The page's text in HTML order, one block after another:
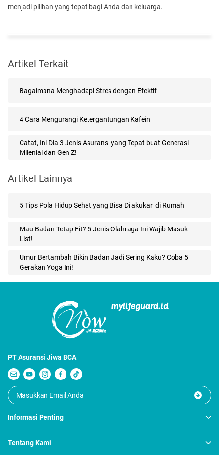
menjadi pilihan yang tepat bagi Anda dan keluarga.
Artikel Terkait
Bagaimana Menghadapi Stres dengan Efektif
4 Cara Mengurangi Ketergantungan Kafein
Catat, Ini Dia 3 Jenis Asuransi yang Tepat buat Generasi
Milenial dan Gen Z!
Artikel Lainnya
5 Tips Pola Hidup Sehat yang Bisa Dilakukan di Rumah
Mau Badan Tetap Fit? 5 Jenis Olahraga Ini Wajib Masuk
List!
Umur Bertambah Bikin Badan Jadi Sering Kaku? Coba 5
Gerakan Yoga Ini!
PT Asuransi Jiwa BCA
Informasi Penting
Tentang Kami